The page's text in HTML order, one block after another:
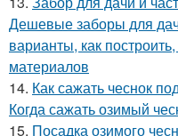
Дешевые заборы для
варианты, как
материалов
14. Как сажать чеснок
Когда сажать озимый
15. Посадка озимого